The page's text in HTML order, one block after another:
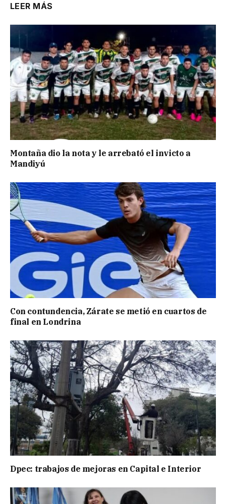
LEER MÁS
Montaña dio la nota y le arrebató el invicto a
Mandiyú
Con contundencia, Zárate se metió en cuartos de
final en Londrina
Dpec: trabajos de mejoras en Capital e Interior